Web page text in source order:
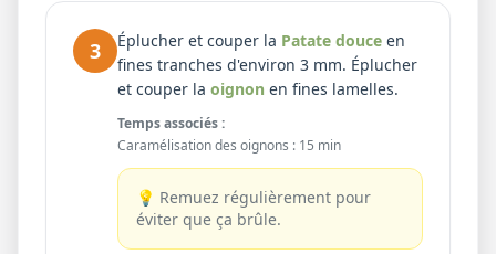
3 Éplucher et couper la Patate douce en
fines tranches d'environ 3 mm. Éplucher
et couper la oignon en fines lamelles.
Temps associés :
Caramélisation des oignons : 15 min
💡 Remuez régulièrement pour
éviter que ça brûle.